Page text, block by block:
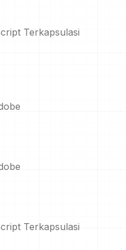
Terkapsulasi
Terkapsulasi